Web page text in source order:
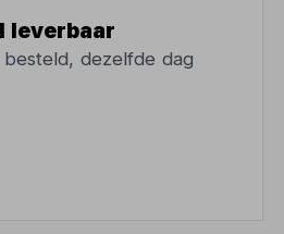
leverbaar
dezelfde dag